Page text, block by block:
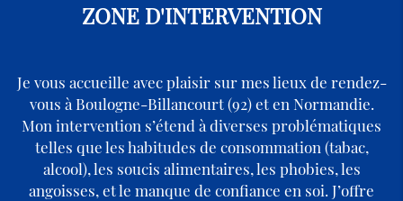
ZONE D'INTERVENTION
Je vous accueille avec plaisir sur mes lieux de rendez-
vous à Boulogne-Billancourt (92) et en Normandie.
Mon intervention s’étend à diverses problématiques
telles que les habitudes de consommation (tabac,
alcool), les soucis alimentaires, les phobies, les
angoisses, et le manque de confiance en soi. J’offre